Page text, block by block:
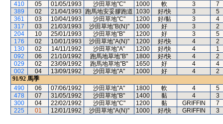
410
05 01/05/1993 沙田草地"C" 1000 軟 3
7
389
02 21/04/1993 跑馬地安妥膠跑道 1030 好/快 3
5
361
03 10/04/1993 沙田草地"C" 1200 好/黏 3
4
317
03 21/03/1993 沙田草地"B(N)" 1000 好 3
2
204
10 25/01/1993 沙田草地"B" 1200 好 3
5
176
02 10/01/1993 沙田草地"A(N)" 1200 好/快 4
2
130
02 14/11/1992 沙田草地"A" 1200 好/快 4
1
092
06 21/10/1992 跑馬地草地"B" 1800 好/快 4
2
029
02 23/09/1992 跑馬地草地"B" 1650 好 4
4
002
04 13/09/1992 沙田草地"A" 1000 好 4
2
91/92 馬季
490
06 07/06/1992 沙田草地"A" 1800 軟 4
5
478
07 31/05/1992 沙田草地"B" 1400 黏 4
3
300
04 22/02/1992 沙田草地"C" 1200 黏 GRIFFIN
7
225
01 12/01/1992 沙田草地"A(N)" 1000 好/快 GRIFFIN 3